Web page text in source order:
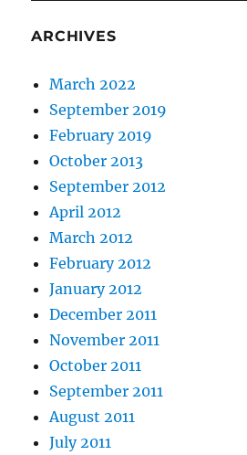
ARCHIVES
March 2022
September 2019
February 2019
October 2013
September 2012
April 2012
March 2012
February 2012
January 2012
December 2011
November 2011
October 2011
September 2011
August 2011
July 2011